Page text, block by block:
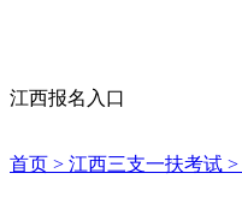
江西报名入口
首页 > 江西三支一扶考试 >